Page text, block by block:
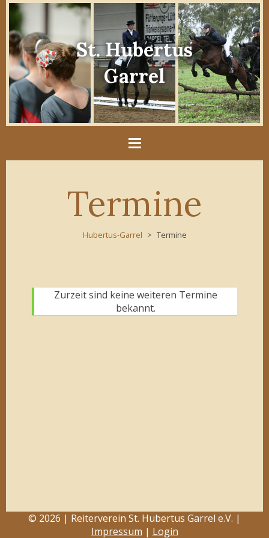
St. Hubertus
Garrel
Termine
Hubertus-Garrel Termine
Zurzeit sind keine weiteren Termine
bekannt.
© 2026 | Reiterverein St. Hubertus Garrel e.V. |
Impressum | Login